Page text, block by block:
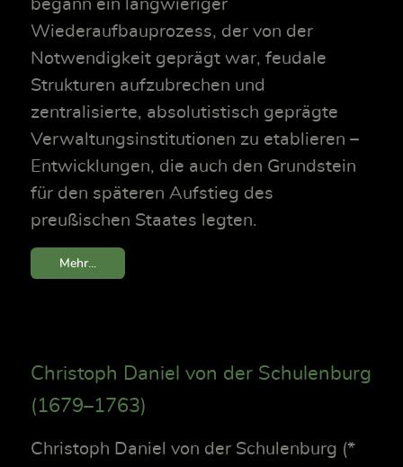
begann ein langwieriger
Wiederaufbauprozess, der von der
Notwendigkeit geprägt war, feudale
Strukturen aufzubrechen und
zentralisierte, absolutistisch geprägte
Verwaltungsinstitutionen zu etablieren –
Entwicklungen, die auch den Grundstein
für den späteren Aufstieg des
preußischen Staates legten.
Mehr...
Christoph Daniel von der Schulenburg
(1679–1763)
Christoph Daniel von der Schulenburg (*